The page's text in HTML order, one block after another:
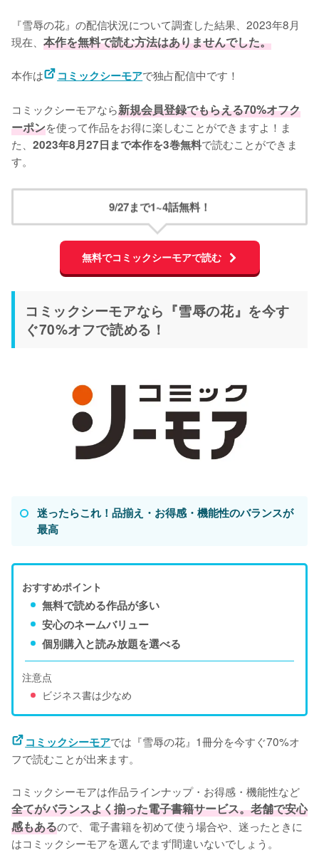
『雪辱の花』の配信状況について調査した結果、2023年8月
現在、 本作を無料で読む方法はありませんでした。
本作は コミックシーモアで独占配信中です！
コミックシーモアなら新規会員登録でもらえる70%オフク
ーポンを使って作品をお得に楽しむことができますよ！ま
た、 2023年8月27日まで本作を3巻無料で読むことができま
す。
9/27まで1~4話無料！
無料でコミックシーモアで読む
コミックシーモアなら『雪辱の花』を今す
ぐ70%オフで読める！
迷ったらこれ！品揃え・お得感・機能性のバランスが
最高
おすすめポイント
無料で読める作品が多い
安心のネームバリュー
個別購入と読み放題を選べる
注意点
ビジネス書は少なめ
コミックシーモアでは『雪辱の花』1冊分を今すぐ70%オ
フで読むことが出来ます。
コミックシーモアは作品ラインナップ・お得感・機能性など
全てがバランスよく揃った電子書籍サービス。老舗で安心
感もあるので、電子書籍を初めて使う場合や、迷ったときに
はコミックシーモアを選んでまず間違いないでしょう。